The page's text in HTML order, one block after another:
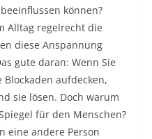
können?
Alltag regelrecht die
diese Anspannung
gute daran: Wenn Sie
aufdecken,
sie lösen. Doch warum
für den Menschen?
eine andere Person